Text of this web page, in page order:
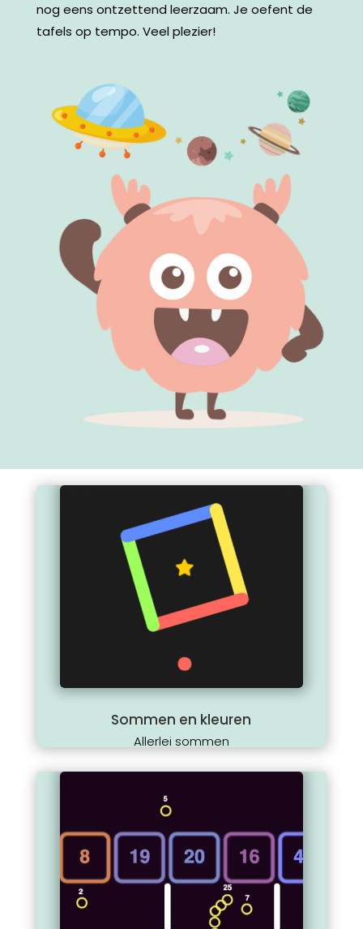
nog eens ontzettend leerzaam. Je oefent de
tafels op tempo. Veel plezier!
Sommen en kleuren
Allerlei sommen